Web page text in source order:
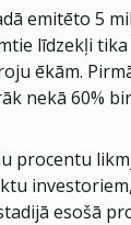
emitēto 5
līdzekļi
ēkām.
nekā 60%
procentu
esošā